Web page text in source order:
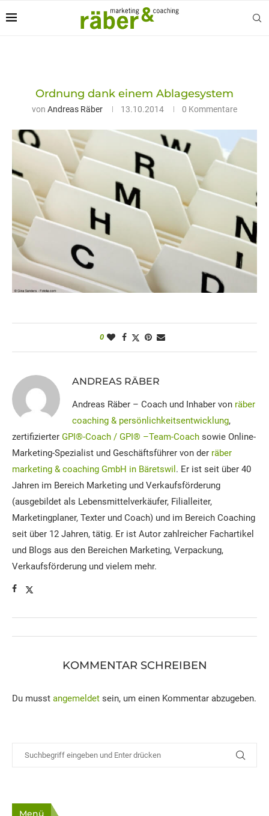
Ordnung dank einem Ablagesystem
von Andreas Räber 13.10.2014 0 Kommentare
0
ANDREAS RÄBER
Andreas Räber – Coach und Inhaber von räber
coaching & persönlichkeitsentwicklung,
zertifizierter GPI®-Coach / GPI® –Team-Coach sowie Online-
Marketing-Spezialist und Geschäftsführer von der räber
marketing & coaching GmbH in Bäretswil . Er ist seit über 40
Jahren im Bereich Marketing und Verkaufsförderung
(ausgebildet als Lebensmittelverkäufer, Filialleiter,
Marketingplaner, Texter und Coach) und im Bereich Coaching
seit über 12 Jahren, tätig. Er ist Autor zahlreicher Fachartikel
und Blogs aus den Bereichen Marketing, Verpackung,
Verkaufsförderung und vielem mehr.
KOMMENTAR SCHREIBEN
Du musst angemeldet sein, um einen Kommentar abzugeben.
Menü